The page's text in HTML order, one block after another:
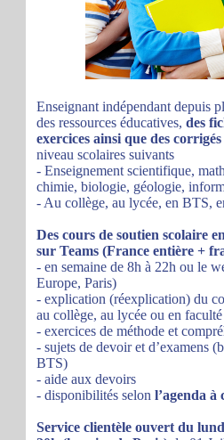
Enseignant indépendant depuis
des ressources éducatives, des
exercices ainsi que des corrigés
niveau scolaires suivants
- Enseignement scientifique,
chimie, biologie, géologie,
- Au collège, au lycée, en BTS,
Des cours de soutien scolaire
sur Teams (France entière +
- en semaine de 8h à 22h ou le
Europe, Paris)
- explication (réexplication) du
au collège, au lycée ou en faculté
- exercices de méthode et
- sujets de devoir et d’examens
BTS)
- aide aux devoirs
- disponibilités selon l’agenda à
Service clientèle ouvert du